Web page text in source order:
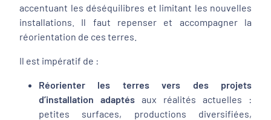
accentuant les déséquilibres et limitant les nouvelles
installations. Il faut repenser et accompagner la
réorientation de ces terres.
Il est impératif de :
Réorienter les terres vers des projets
d’installation adaptés aux réalités actuelles :
petites surfaces, productions diversifiées,